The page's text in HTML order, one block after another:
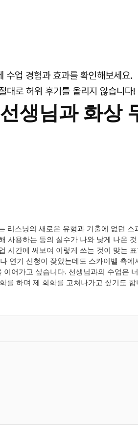
수업 경험과 효과를 확인해보세요.
대로 허위 후기를 올리지 않습니다!
생님과 화상
스닝의 새로운 유형과 기출에 없던
용하는 등의 실수가 나와 낮게 나온
간에 써보여 이렇게 쓰는 것이 맞는
연기 신청이 잦았는데도 스카이벨 측
어가고 싶습니다. 선생님과의 수업은
하며 제 회화를 고쳐나가고 싶기도